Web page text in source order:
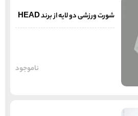
شورت ورزشی دو لایه از برند HEAD
ناموجود